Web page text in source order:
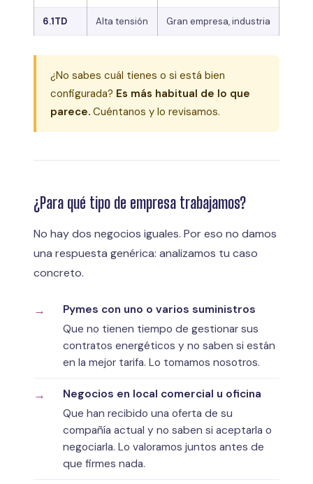
6.1TD Alta tensión Gran empresa, industria
¿No sabes cuál tienes o si está bien
configurada? Es más habitual de lo que
parece. Cuéntanos y lo revisamos.
¿Para qué tipo de empresa trabajamos?
No hay dos negocios iguales. Por eso no damos
una respuesta genérica: analizamos tu caso
concreto.
Pymes con uno o varios suministros
Que no tienen tiempo de gestionar sus
contratos energéticos y no saben si están
en la mejor tarifa. Lo tomamos nosotros.
Negocios en local comercial u oficina
Que han recibido una oferta de su
compañía actual y no saben si aceptarla o
negociarla. Lo valoramos juntos antes de
que firmes nada.